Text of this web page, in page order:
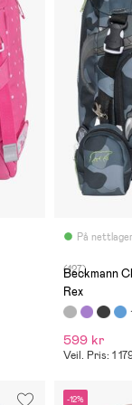
På
(127)
Beckmann
Rex
599 kr
Veil. Pris: 1
-12%